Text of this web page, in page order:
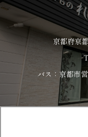
京都府京
バス：京都市